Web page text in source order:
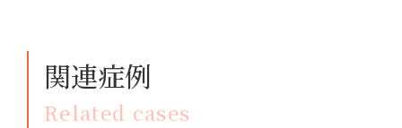
関連症例
Related cases